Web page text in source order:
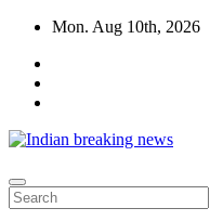
Skip
content
Mon. Aug 10th, 2026